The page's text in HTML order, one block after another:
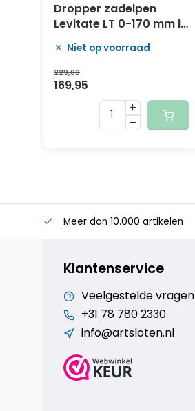
Dropper zadelpen
Levitate LT 0-170 mm in
hoogte verstelbaar
ø31.6mm / 480mm
Niet op voorraad
229,00
169,95
Meer dan 10.000 artikelen
Klantenservice
Veelgestelde vragen
+31 78 780 2330
info@artsloten.nl